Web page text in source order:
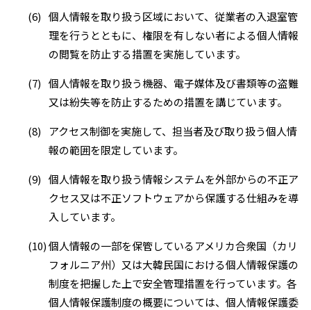
(6) 個人情報を取り扱う区域において、従業者の入退室管
理を行うとともに、権限を有しない者による個人情報
の閲覧を防止する措置を実施しています。
(7) 個人情報を取り扱う機器、電子媒体及び書類等の盗難
又は紛失等を防止するための措置を講じています。
(8)
アクセス制御を実施して、担当者及び取り扱う個人情
報の範囲を限定しています。
(9) 個人情報を取り扱う情報システムを外部からの不正ア
クセス又は不正ソフトウェアから保護する仕組みを導
入しています。
(10)個人情報の一部を保管しているアメリカ合衆国（カリ
フォルニア州）又は大韓民国における個人情報保護の
制度を把握した上で安全管理措置を行っています。各
個人情報保護制度の概要については、個人情報保護委